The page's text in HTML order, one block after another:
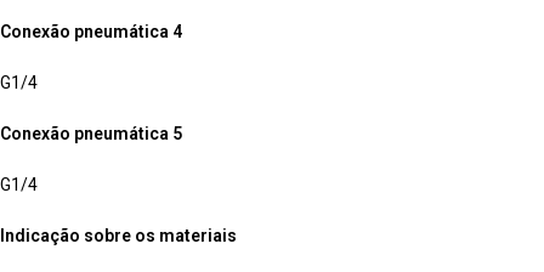
Conexão pneumática 4
G1/4
Conexão pneumática 5
G1/4
Indicação sobre os materiais